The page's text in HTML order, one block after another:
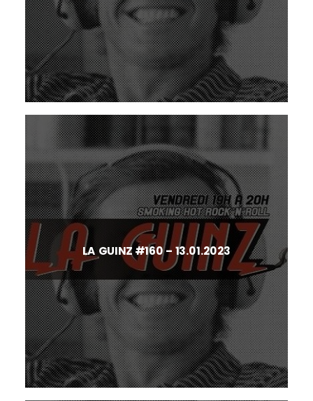
LA GUINZ #160 – 13.01.2023